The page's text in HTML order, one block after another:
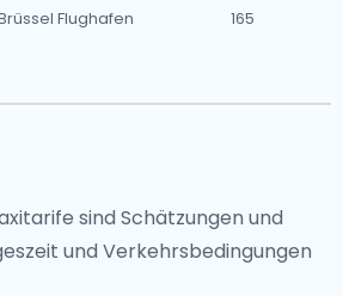
Flughafen 165
sind Schätzungen und
und Verkehrsbedingungen